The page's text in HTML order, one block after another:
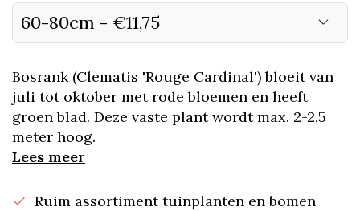
Bosrank (Clematis 'Rouge Cardinal') bloeit van
juli tot oktober met rode bloemen en heeft
groen blad. Deze vaste plant wordt max. 2-2,5
meter hoog.
Lees meer
Ruim assortiment tuinplanten en bomen